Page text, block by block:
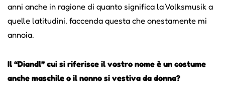
anni anche in ragione di quanto significa la Volksmusik a
quelle latitudini, faccenda questa che onestamente mi
annoia.
Il “Diandl” cui si riferisce il vostro nome è un costume
anche maschile o il nonno si vestiva da donna?